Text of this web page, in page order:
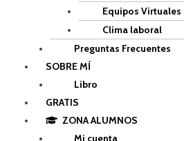
Equipos Virtuales
Clima laboral
Preguntas Frecuentes
SOBRE MÍ
Libro
GRATIS
ZONA ALUMNOS
Mi cuenta